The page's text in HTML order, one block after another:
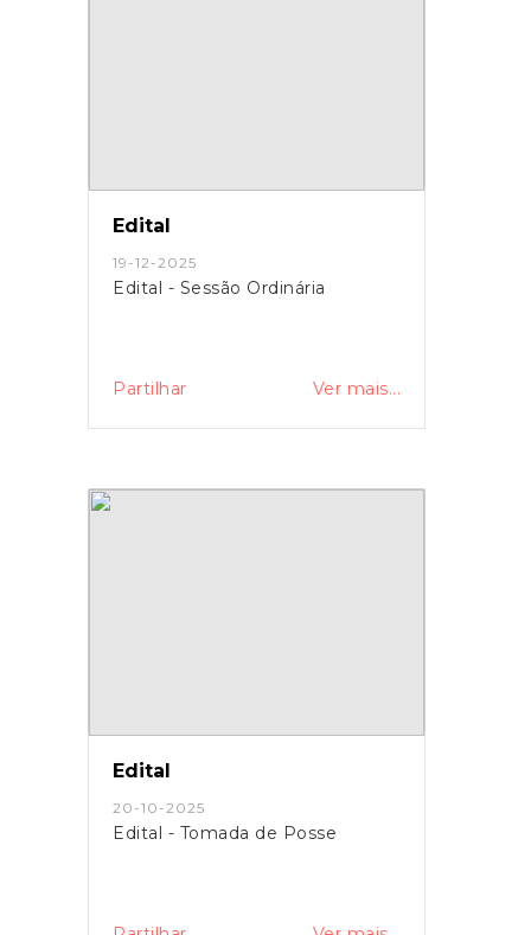
Edital
19-12-2025
Edital - Sessão Ordinária
Partilhar Ver mais...
Edital
20-10-2025
Edital - Tomada de Posse